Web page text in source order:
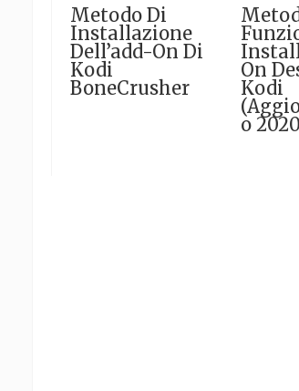
Metodo Di
Installazione
Dell’add-On Di
Kodi
BoneCrusher
On
Kodi
O